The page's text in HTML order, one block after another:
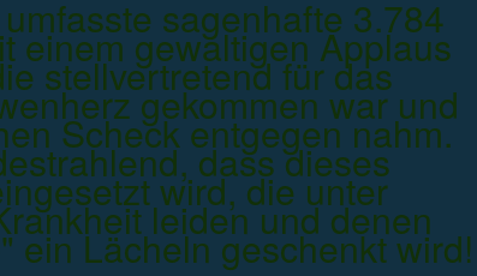
sagenhafte 3.784
einem gewaltigen Applaus
stellvertretend für das
gekommen war und
Scheck entgegen nahm.
dass dieses
wird, die unter
leiden und denen
ein Lächeln geschenkt wird!